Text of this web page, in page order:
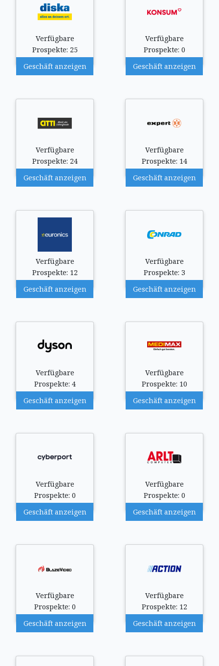
Verfügbare
Prospekte: 25
Geschäft anzeigen
Verfügbare
Prospekte: 0
Geschäft anzeigen
Verfügbare
Prospekte: 24
Geschäft anzeigen
Verfügbare
Prospekte: 14
Geschäft anzeigen
Verfügbare
Prospekte: 12
Geschäft anzeigen
Verfügbare
Prospekte: 3
Geschäft anzeigen
Verfügbare
Prospekte: 4
Geschäft anzeigen
Verfügbare
Prospekte: 10
Geschäft anzeigen
Verfügbare
Prospekte: 0
Geschäft anzeigen
Verfügbare
Prospekte: 0
Geschäft anzeigen
Verfügbare
Prospekte: 0
Geschäft anzeigen
Verfügbare
Prospekte: 12
Geschäft anzeigen